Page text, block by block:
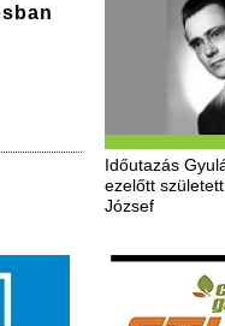
Időutazás
ezelőtt
József